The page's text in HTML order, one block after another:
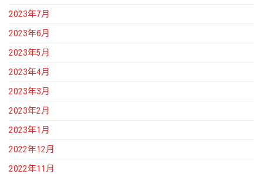
2023年7月
2023年6月
2023年5月
2023年4月
2023年3月
2023年2月
2023年1月
2022年12月
2022年11月